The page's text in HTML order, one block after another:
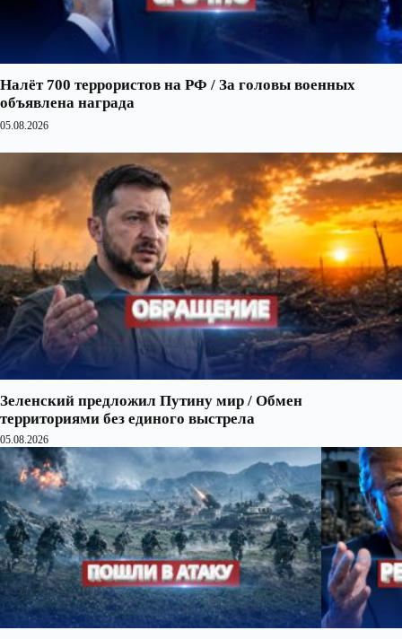
Налёт 700 террористов на РФ / За головы военных
объявлена награда
05.08.2026
Зеленский предложил Путину мир / Обмен
территориями без единого выстрела
05.08.2026